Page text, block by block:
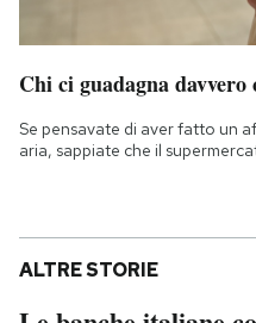
Chi ci guadagna
Se pensavate di aver fatto un
aria, sappiate che il
ALTRE STORIE